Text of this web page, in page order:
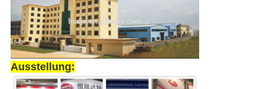
Ausstellung: